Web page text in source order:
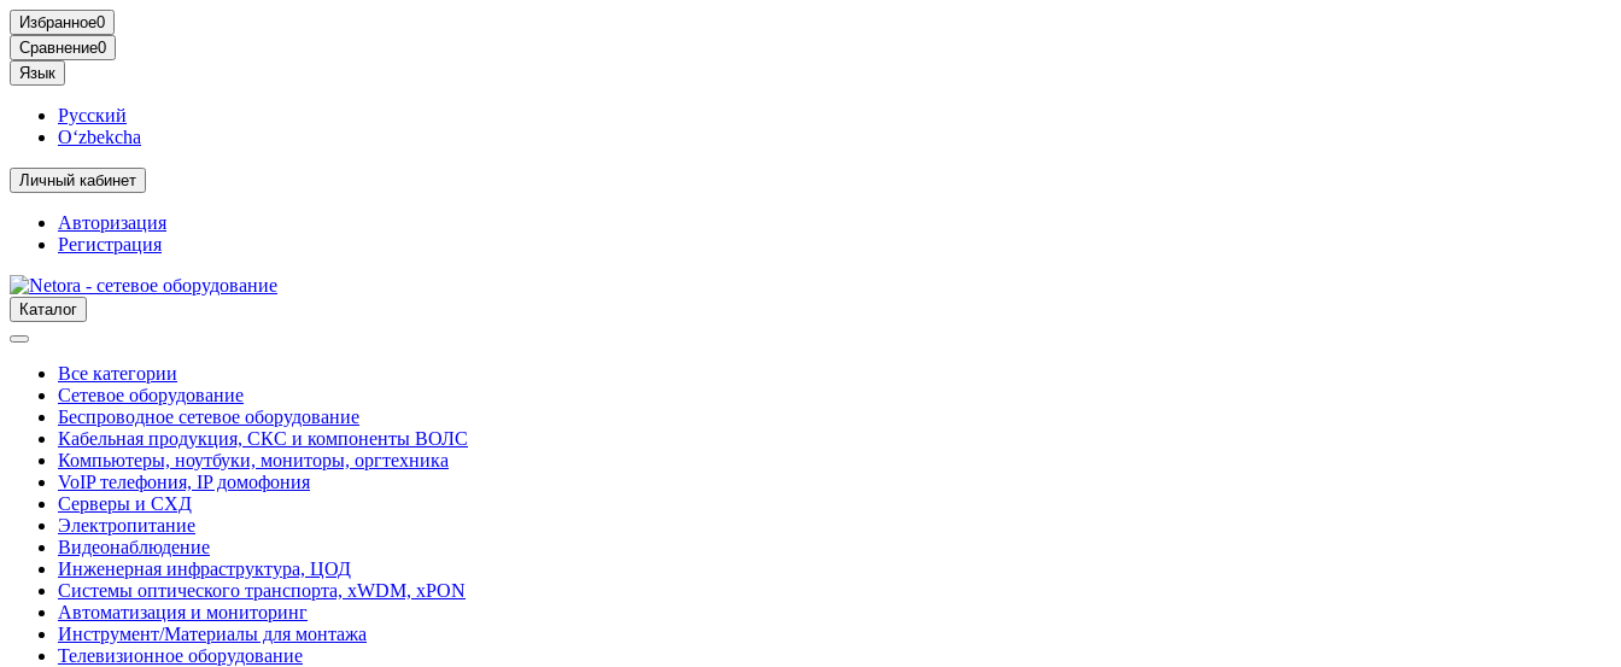
Избранное0
Сравнение0
Язык
Русский
O‘zbekcha
Личный кабинет
Авторизация
Регистрация
Каталог
Все категории
Сетевое оборудование
Беспроводное сетевое оборудование
Кабельная продукция, СКС и компоненты ВОЛС
Компьютеры, ноутбуки, мониторы, оргтехника
VoIP телефония, IP домофония
Серверы и СХД
Электропитание
Видеонаблюдение
Инженерная инфраструктура, ЦОД
Системы оптического транспорта, xWDM, xPON
Автоматизация и мониторинг
Инструмент/Материалы для монтажа
Телевизионное оборудование